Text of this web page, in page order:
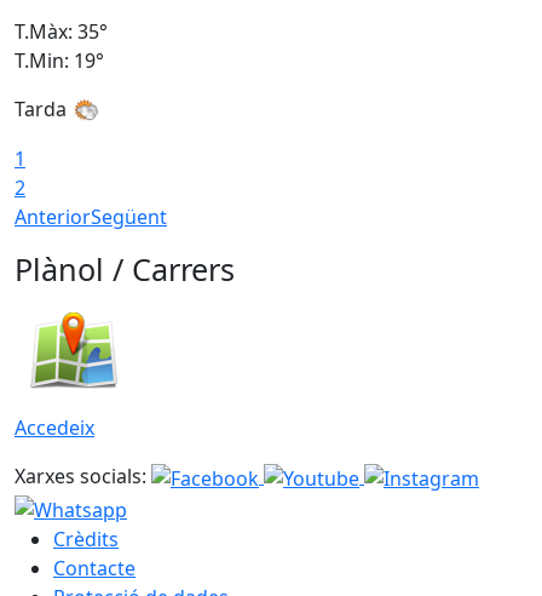
T.Màx: 35°
T.Min: 19°
Tarda
1
2
AnteriorSegüent
Plànol / Carrers
Accedeix
Xarxes socials:
Crèdits
Contacte